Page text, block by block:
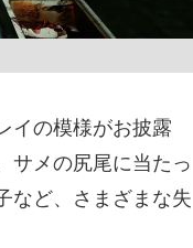
イの模様がお披露
サメの尻尾に当たっ
など、さまざまな失